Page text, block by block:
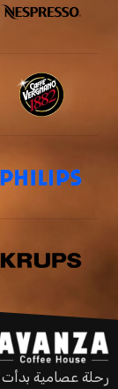
رحلة عصامية بدأت